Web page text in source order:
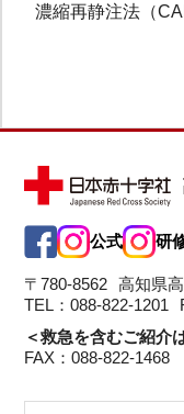
濃縮再静注法（
公式 研
〒780-8562
高知県
TEL：088-822-1201
＜救急を含むご紹介
FAX：088-822-1468